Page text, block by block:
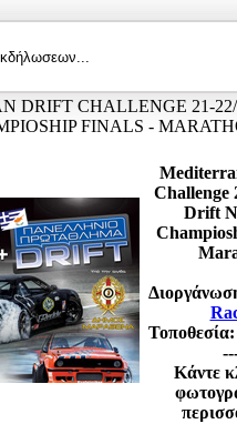
DRIFT CHALLENGE 21-
FINALS -
Challenge
Drift
Κάντε